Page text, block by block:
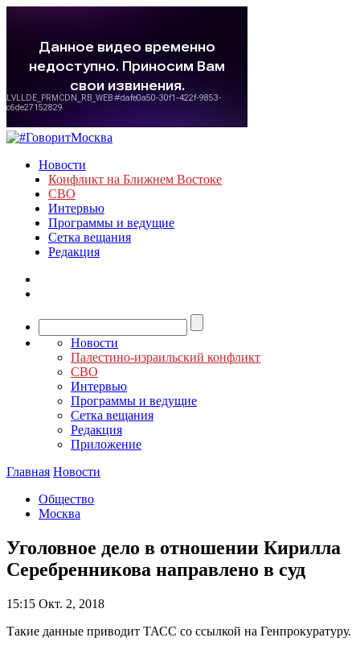
Новости
Конфликт на Ближнем Востоке
СВО
Интервью
Программы и ведущие
Сетка вещания
Редакция
Новости
Палестино-израильский конфликт
СВО
Интервью
Программы и ведущие
Сетка вещания
Редакция
Приложение
Главная Новости
Общество
Москва
Уголовное дело в отношении Кирилла
Серебренникова направлено в суд
15:15 Окт. 2, 2018
Такие данные приводит ТАСС со ссылкой на Генпрокуратуру.